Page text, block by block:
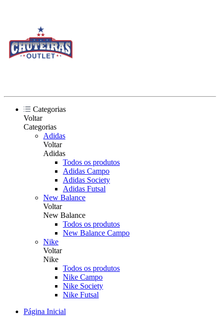
Categorias
Voltar
Categorias
Adidas
Voltar
Adidas
Todos os produtos
Adidas Campo
Adidas Society
Adidas Futsal
New Balance
Voltar
New Balance
Todos os produtos
New Balance Campo
Nike
Voltar
Nike
Todos os produtos
Nike Campo
Nike Society
Nike Futsal
Página Inicial